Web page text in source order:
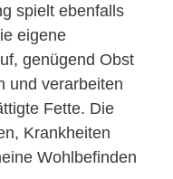
spielt ebenfalls
eigene
genügend Obst
und verarbeiten
Fette. Die
Krankheiten
Wohlbefinden